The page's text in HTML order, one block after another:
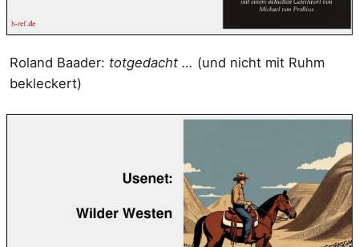
Roland Baader: totgedacht … (und nicht mit Ruhm
bekleckert)